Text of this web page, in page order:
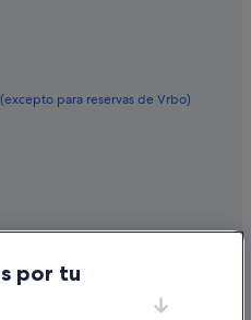
para reservas de Vrbo)
por tu